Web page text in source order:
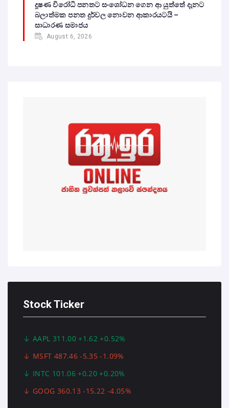
දූෂණ විරෝධි පනතට සංශෝධන ගෙන ආ යුත්තේ දැනට
බලාත්මක පනත දුර්වල නොවන ආකාරයටයි –
සාධාරණ සමාජය
August 6, 2026
Stock Ticker
AAPL 311.00 +1.62 +0.52%
MSFT 487.46 -5.35 -1.09%
INTC 101.06 +0.20 +0.20%
GOOG 360.13 -15.22 -4.05%